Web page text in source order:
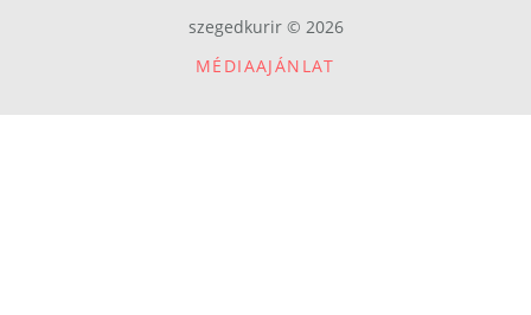
szegedkurir © 2026
MÉDIAAJÁNLAT